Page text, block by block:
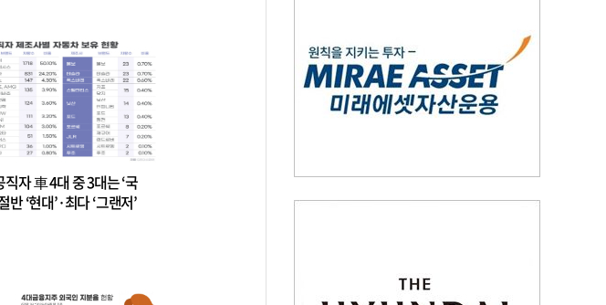
자 車 4대 중 3대는 ‘국
반 ‘현대’·최다 ‘그랜저’